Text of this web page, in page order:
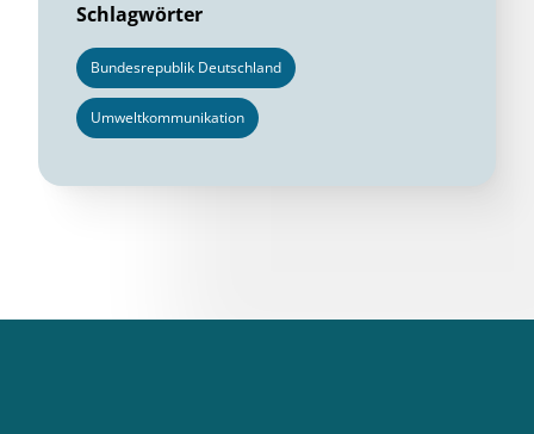
Schlagwörter
Bundesrepublik Deutschland
Umweltkommunikation